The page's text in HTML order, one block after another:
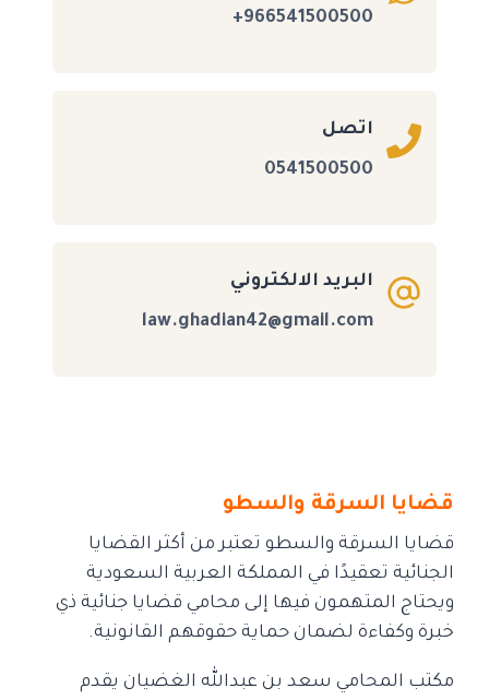
966541500500+
اتصل
0541500500
البريد الالكتروني
law.ghadian42@gmail.com
قضايا السرقة والسطو
قضايا السرقة والسطو تعتبر من أكثر القضايا
الجنائية تعقيدًا في المملكة العربية السعودية
ويحتاج المتهمون فيها إلى محامي قضايا جنائية ذي
خبرة وكفاءة لضمان حماية حقوقهم القانونية.
مكتب المحامي سعد بن عبدالله الغضيان يقدم